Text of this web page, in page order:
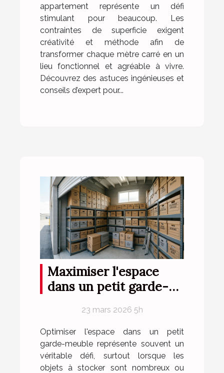
appartement représente un défi
stimulant pour beaucoup. Les
contraintes de superficie exigent
créativité et méthode afin de
transformer chaque mètre carré en un
lieu fonctionnel et agréable à vivre.
Découvrez des astuces ingénieuses et
conseils d’expert pour...
Maximiser l'espace
dans un petit garde-
23 mars 2026 5h
Optimiser l'espace dans un petit
garde-meuble représente souvent un
véritable défi, surtout lorsque les
objets à stocker sont nombreux ou